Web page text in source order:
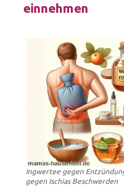
einnehmen
Ingwertee gegen
gegen Ischias Beschwerden